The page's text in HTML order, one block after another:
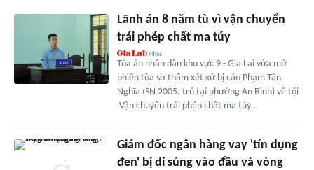
Lãnh án 8 năm tù vì vận chuyển
trái phép chất ma túy
Tòa án nhân dân khu vực 9 - Gia Lai vừa mở
phiên tòa sơ thẩm xét xử bị cáo Phạm Tấn
Nghĩa (SN 2005, trú tại phường An Bình) về tội
'Vận chuyển trái phép chất ma túy'.
Giám đốc ngân hàng vay 'tín dụng
đen' bị dí súng vào đầu và vòng